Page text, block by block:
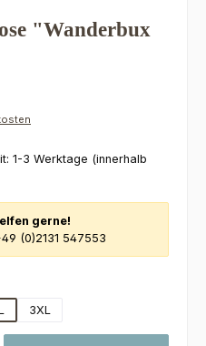
"Wanderbux
1-3 Werktage (innerhalb
gerne!
(0)2131 547553
verfügbar.)
3XL